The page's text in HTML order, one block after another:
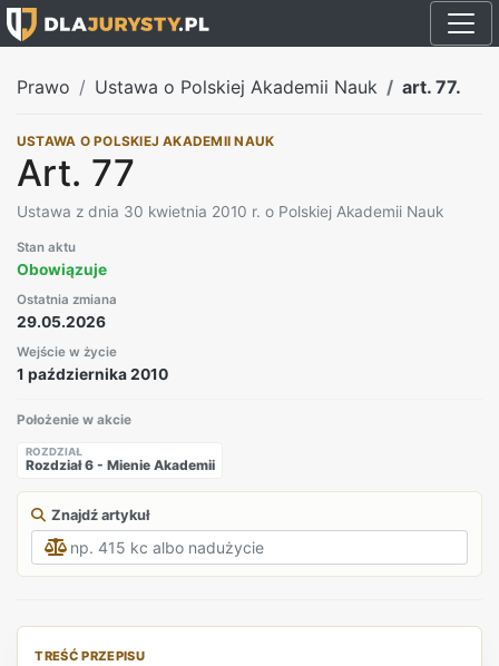
Prawo Ustawa o Polskiej Akademii Nauk art. 77.
USTAWA O POLSKIEJ AKADEMII NAUK
Art. 77
Ustawa z dnia 30 kwietnia 2010 r. o Polskiej Akademii Nauk
Stan aktu
Obowiązuje
Ostatnia zmiana
29.05.2026
Wejście w życie
1 października 2010
Położenie w akcie
ROZDZIAŁ
Rozdział 6 - Mienie Akademii
Znajdź artykuł
TREŚĆ PRZEPISU